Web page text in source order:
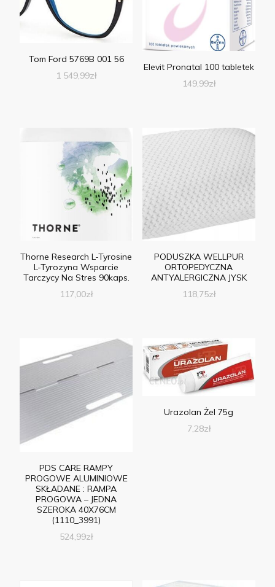
Tom Ford 5769B 001 56
1 549,99zł
Elevit Pronatal 100 tabletek
149,99zł
Thorne Research L-Tyrosine
L-Tyrozyna Wsparcie
Tarczycy Na Stres 90kaps.
117,00zł
PODUSZKA WELLPUR
ORTOPEDYCZNA
ANTYALERGICZNA JYSK
118,75zł
PDS CARE RAMPY
PROGOWE ALUMINIOWE
SKŁADANE : RAMPA
PROGOWA – JEDNA
SZEROKA 40X76CM
(1110_3991)
524,99zł
Urazolan Żel 75g
7,28zł